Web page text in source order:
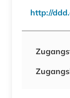
http://